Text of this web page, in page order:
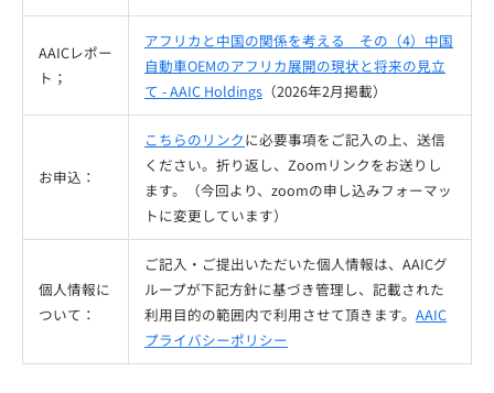
AAICレポー
ト；
アフリカと中国の関係を考える その（4）中国
自動車OEMのアフリカ展開の現状と将来の見立
て - AAIC Holdings （2026年2月掲載）
お申込：
こちらのリンクに必要事項をご記入の上、送信
ください。折り返し、Zoomリンクをお送りし
ます。（今回より、zoomの申し込みフォーマッ
トに変更しています）
個人情報に
ついて：
ご記入・ご提出いただいた個人情報は、AAICグ
ループが下記方針に基づき管理し、記載された
利用目的の範囲内で利用させて頂きます。 AAIC
プライバシーポリシー